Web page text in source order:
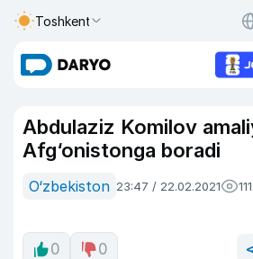
Toshkent
Abdulaziz Komilov
Afg‘onistonga boradi
O‘zbekiston 23:47 / 22.02.2021
0 0